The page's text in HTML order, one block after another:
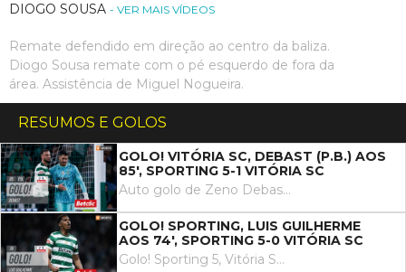
DIOGO SOUSA - VER MAIS VÍDEOS
Remate defendido em direção ao centro da baliza.
Diogo Sousa remate com o pé esquerdo de fora da
área. Assistência de Miguel Nogueira.
RESUMOS E GOLOS
GOLO! VITÓRIA SC, DEBAST (P.B.) AOS
85', SPORTING 5-1 VITÓRIA SC
Auto golo de Zeno Debast, Sporting. Sporting 5, Vitória SC 1..
GOLO! SPORTING, LUIS GUILHERME
AOS 74', SPORTING 5-0 VITÓRIA SC
Golo! Sporting 5, Vitória SC 0. Luis Guilherme remate com o pé esquerdo no coração da área.